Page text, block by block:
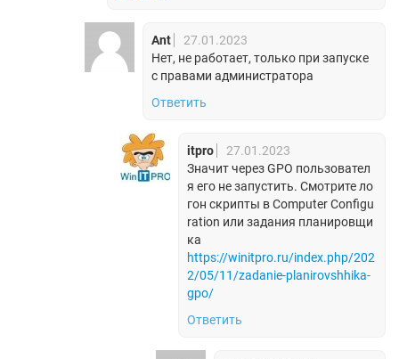
Ant
27.01.2023
Нет, не работает, только при запуске
с правами администратора
Ответить
itpro
27.01.2023
Значит через GPO пользовател
я его не запустить. Смотрите ло
гон скрипты в Computer Configu
ration или задания планировщи
ка
https://winitpro.ru/index.php/202
2/05/11/zadanie-planirovshhika-
gpo/
Ответить